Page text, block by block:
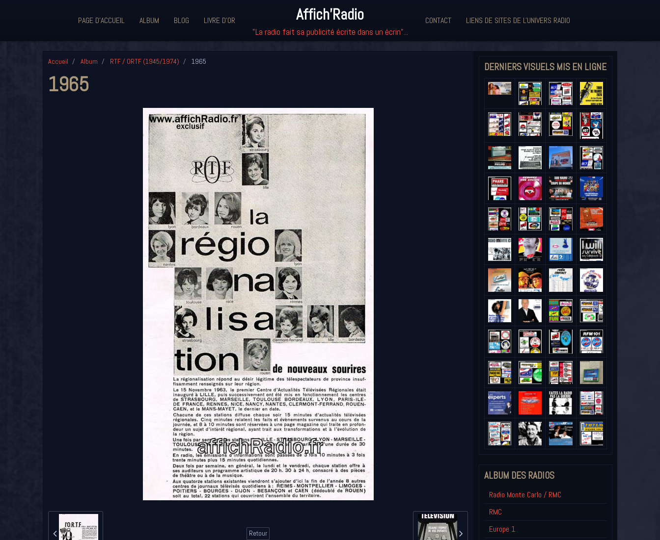
PAGE D'ACCUEIL ALBUM BLOG LIVRE D'OR Affich'Radio
"La radio fait sa publicité écrite dans un écrin"...
CONTACT LIENS DE SITES DE L'UNIVERS RADIO
Accueil Album RTF / ORTF (1945/1974) 1965
1965
Retour
DERNIERS VISUELS MIS EN LIGNE
ALBUM DES RADIOS
Radio Monte Carlo / RMC
RMC
Europe 1